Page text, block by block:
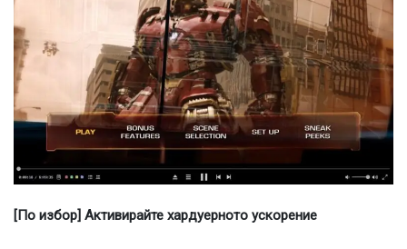
[По избор] Активирайте хардуерното ускорение